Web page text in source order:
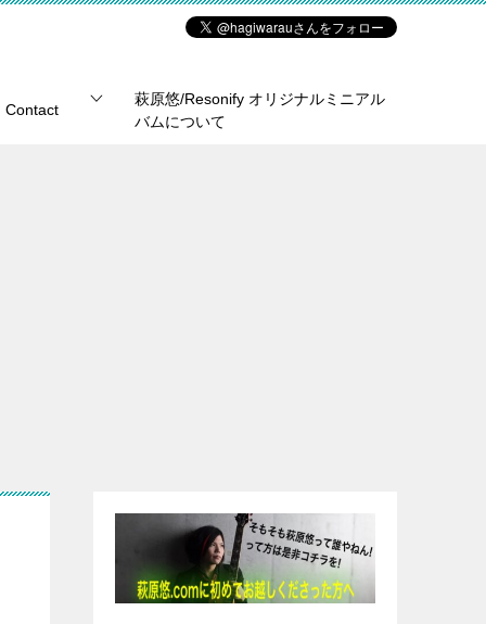
Contact
萩原悠/Resonify オリジナルミニアル
バムについて